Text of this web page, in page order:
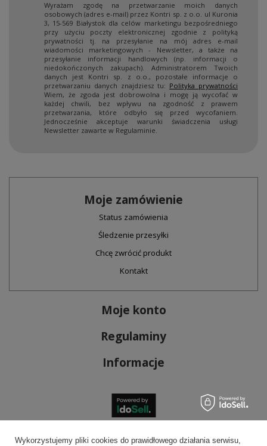
Wyrażam zgodę na przetwarzanie moich danych
osobowych (adres e-mail) przez Kontri sp. z o.o. ul Kuronia
3, 15-569 Białystok dla celów marketingu bezpośredniego
przy użyciu poczty elektronicznej zgodnie z polityką
prywatności tj. na przesyłanie na mój adres e-mail
wiadomości marketingowych - Newsletter, a także na
przesyłanie informacji handlowych (np. informacji o
niedokończonych zakupach). Administratorem Twoich
danych jest Kontri sp. z o.o., pozostałe informacje o
przetwarzaniu danych znajdziesz tu: Polityka prywatności
Wiem, że zgoda jest dobrowolna i mogę ją wycofać w
każdej chwili, bez wpływu na zgodność z prawem
przetwarzania, które odbyło się przed wycofaniem.
Jednocześnie akceptuje warunki świadczenia usługi
Newsletter zawarte w Regulaminie.
Moje zamówienie
Status zamówienia
Śledzenie przesyłki
Chcę zwrócić produkt
Kontakt
Moje konto
Regulaminy
Informacje
Bezpieczne płatności
Wykorzystujemy pliki cookies do prawidłowego działania serwisu,